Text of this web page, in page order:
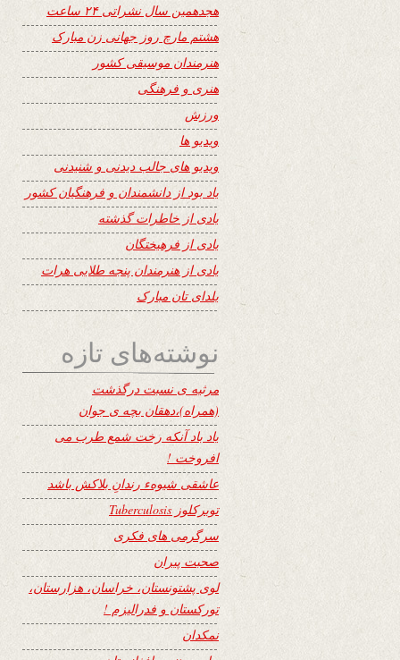
هجدهمین سال نشراتی ۲۴ ساعت
هشتم مارچ روز جهانی زن مبارک
هنرمندان موسیقی کشور
هنری و فرهنگی
ورزش
ویدیو ها
ویدیو های جالب دیدنی و شنیدنی
یاد بود از دانشمندان و فرهنگیان کشور
یادی از خاطرات گذشته
یادی از فرهیختگان
یادی از هنرمندان پنجه طلایی هرات
یلدای تان مبارک
نوشته‌های تازه
مرثیه ی نسبت درگذشت
(همراه)،دهقان بچه ی جوان
یاد باد آنکه رخت شمع طرب می
افروخت !
عاشقی شیوهء رندانِ بلاکش باشد
توبرکلوز Tuberculosis
سرگرمی های فکری
صحبت پیران
لوی پشتونستان، خراسان، هزارستان،
تورکستان و فدرالیزم !
نمکدان